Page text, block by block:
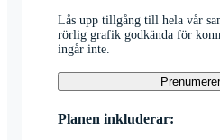
Lås upp tillgång till hela vår
rörlig grafik godkända för
ingår inte.
Planen inkluderar: